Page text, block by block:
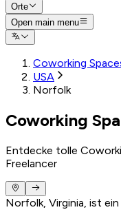
Orte
Open main menu
Coworking
USA
Norfolk
Coworking
Entdecke tolle
Freelancer
Norfolk, Virginia, ist